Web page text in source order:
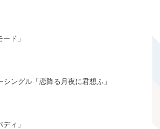
ド」
ングル「恋降る月夜に君想ふ」
ィ」